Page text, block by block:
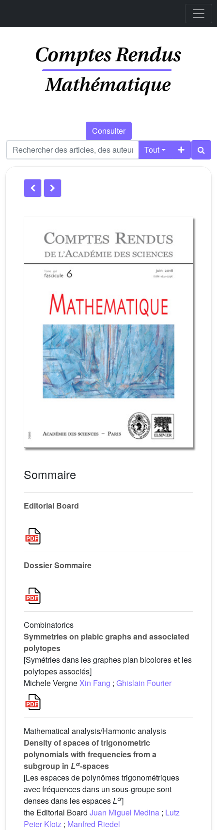
Consulter
Tout
Sommaire
Editorial Board
Dossier Sommaire
Combinatorics
Symmetries on plabic graphs and associated
polytopes
[Symétries dans les graphes plan bicolores et les
polytopes associés]
Michele Vergne Xin Fang ; Ghislain Fourier
Mathematical analysis/Harmonic analysis
Density of spaces of trigonometric
polynomials with frequencies from a
subgroup in Lα-spaces
[Les espaces de polynômes trigonométriques
avec fréquences dans un sous-groupe sont
denses dans les espacesLα]
the Editorial Board Juan Miguel Medina ; Lutz
Peter Klotz ; Manfred Riedel